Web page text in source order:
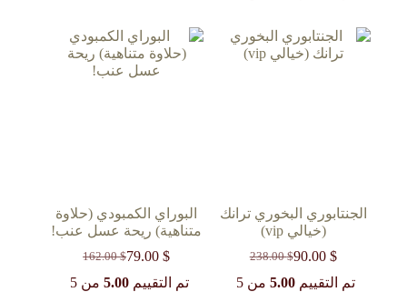
الجنتابوري البخوري ترانك
(خيالي vip)
238.00$
السعر
الأصلي
90.00 $
السعر
الحالي تم التقييم 5.00من 5
البوراي الكمبودي (حلاوة
متناهية) ريحة عسل عنب!
162.00$
السعر
الأصلي
79.00$
السعر
الحاليتم التقييم5.00 من 5